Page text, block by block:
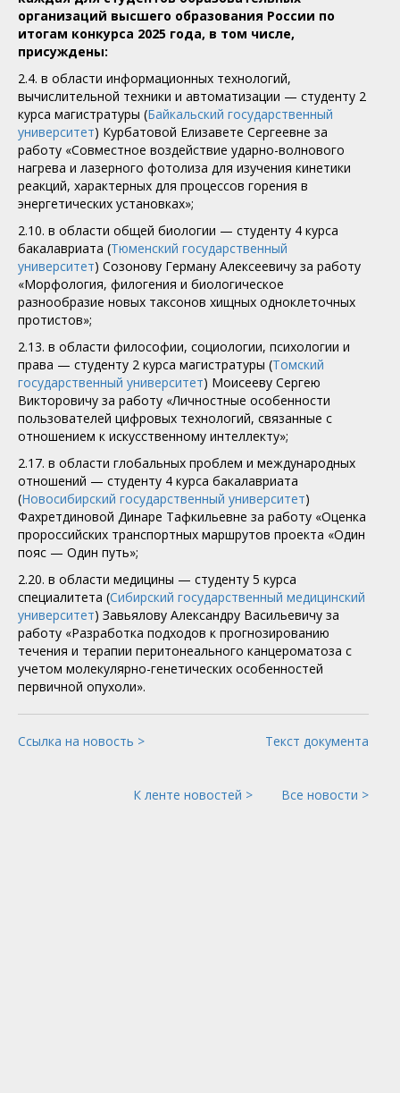
организаций высшего образования России по
итогам конкурса 2025 года, в том числе,
присуждены:
2.4. в области информационных технологий,
вычислительной техники и автоматизации — студенту 2
курса магистратуры (Байкальский государственный
университет) Курбатовой Елизавете Сергеевне за
работу «Совместное воздействие ударно-волнового
нагрева и лазерного фотолиза для изучения кинетики
реакций, характерных для процессов горения в
энергетических установках»;
2.10. в области общей биологии — студенту 4 курса
бакалавриата (Тюменский государственный
университет) Созонову Герману Алексеевичу за работу
«Морфология, филогения и биологическое
разнообразие новых таксонов хищных одноклеточных
протистов»;
2.13. в области философии, социологии, психологии и
права — студенту 2 курса магистратуры (Томский
государственный университет) Моисееву Сергею
Викторовичу за работу «Личностные особенности
пользователей цифровых технологий, связанные с
отношением к искусственному интеллекту»;
2.17. в области глобальных проблем и международных
отношений — студенту 4 курса бакалавриата
(Новосибирский государственный университет)
Фахретдиновой Динаре Тафкильевне за работу «Оценка
пророссийских транспортных маршрутов проекта «Один
пояс — Один путь»;
2.20. в области медицины — студенту 5 курса
специалитета (Сибирский государственный медицинский
университет) Завьялову Александру Васильевичу за
работу «Разработка подходов к прогнозированию
течения и терапии перитонеального канцероматоза с
учетом молекулярно-генетических особенностей
первичной опухоли».
Ссылка на новость > Текст документа
К ленте новостей > Все новости >